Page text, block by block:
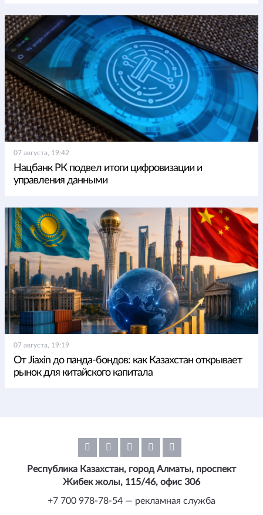
07 августа, 19:42
Нацбанк РК подвел итоги цифровизации и
управления данными
07 августа, 19:19
От Jiaxin до панда-бондов: как Казахстан открывает
рынок для китайского капитала
Республика Казахстан, город Алматы, проспект
Жибек жолы, 115/46, офис 306
+7 700 978-78-54 — рекламная служба